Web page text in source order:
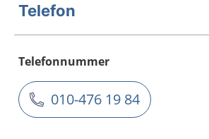
Telefon
Telefonnummer
010-476 19 84